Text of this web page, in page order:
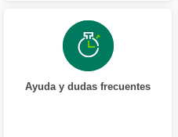
Ayuda y dudas frecuentes